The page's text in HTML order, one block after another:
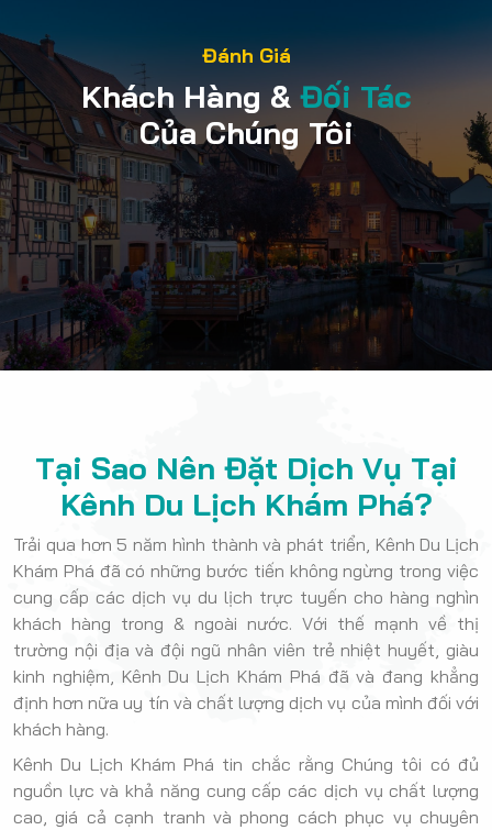
Đánh Giá
Khách Hàng & Đối Tác
Của Chúng Tôi
Tại Sao Nên Đặt Dịch Vụ Tại
Kênh Du Lịch Khám Phá?
Trải qua hơn 5 năm hình thành và phát triển, Kênh Du Lịch
Khám Phá đã có những bước tiến không ngừng trong việc
cung cấp các dịch vụ du lịch trực tuyến cho hàng nghìn
khách hàng trong & ngoài nước. Với thế mạnh về thị
trường nội địa và đội ngũ nhân viên trẻ nhiệt huyết, giàu
kinh nghiệm, Kênh Du Lịch Khám Phá đã và đang khẳng
định hơn nữa uy tín và chất lượng dịch vụ của mình đối với
khách hàng.
Kênh Du Lịch Khám Phá tin chắc rằng Chúng tôi có đủ
nguồn lực và khả năng cung cấp các dịch vụ chất lượng
cao, giá cả cạnh tranh và phong cách phục vụ chuyên